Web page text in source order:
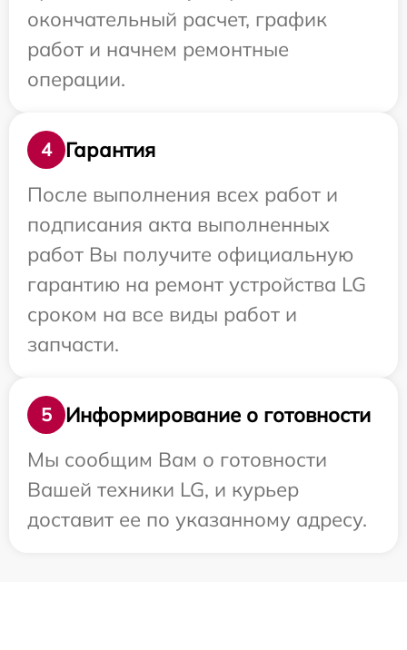
окончательный расчет, график
работ и начнем ремонтные
операции.
4
Гарантия
После выполнения всех работ и
подписания акта выполненных
работ Вы получите официальную
гарантию на ремонт устройства LG
сроком на все виды работ и
запчасти.
5
Информирование о готовности
Мы сообщим Вам о готовности
Вашей техники LG, и курьер
доставит ее по указанному адресу.